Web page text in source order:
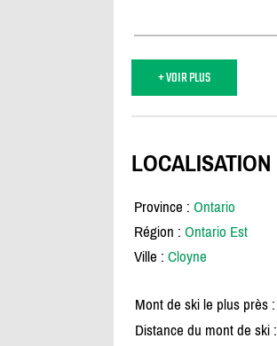
+ VOIR PLUS
LOCALISATION
Province : Ontario
Région : Ontario Est
Ville : Cloyne
Mont de ski le plus près :
Distance du mont de ski :